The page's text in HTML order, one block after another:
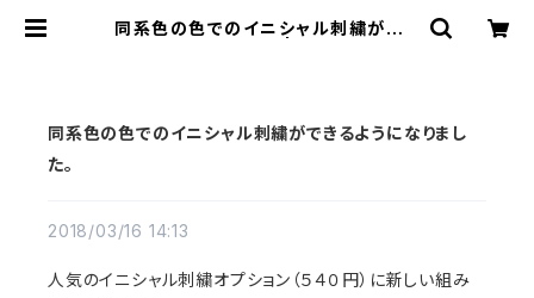
同系色の色でのイニシャル刺繍ができ
同系色の色でのイニシャル刺繍ができるようになりまし
た。
2018/03/16 14:13
人気のイニシャル刺繍オプション（５４０円）に新しい組み